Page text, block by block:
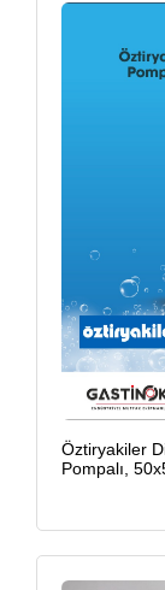
Öztiryakiler
Pompalı,